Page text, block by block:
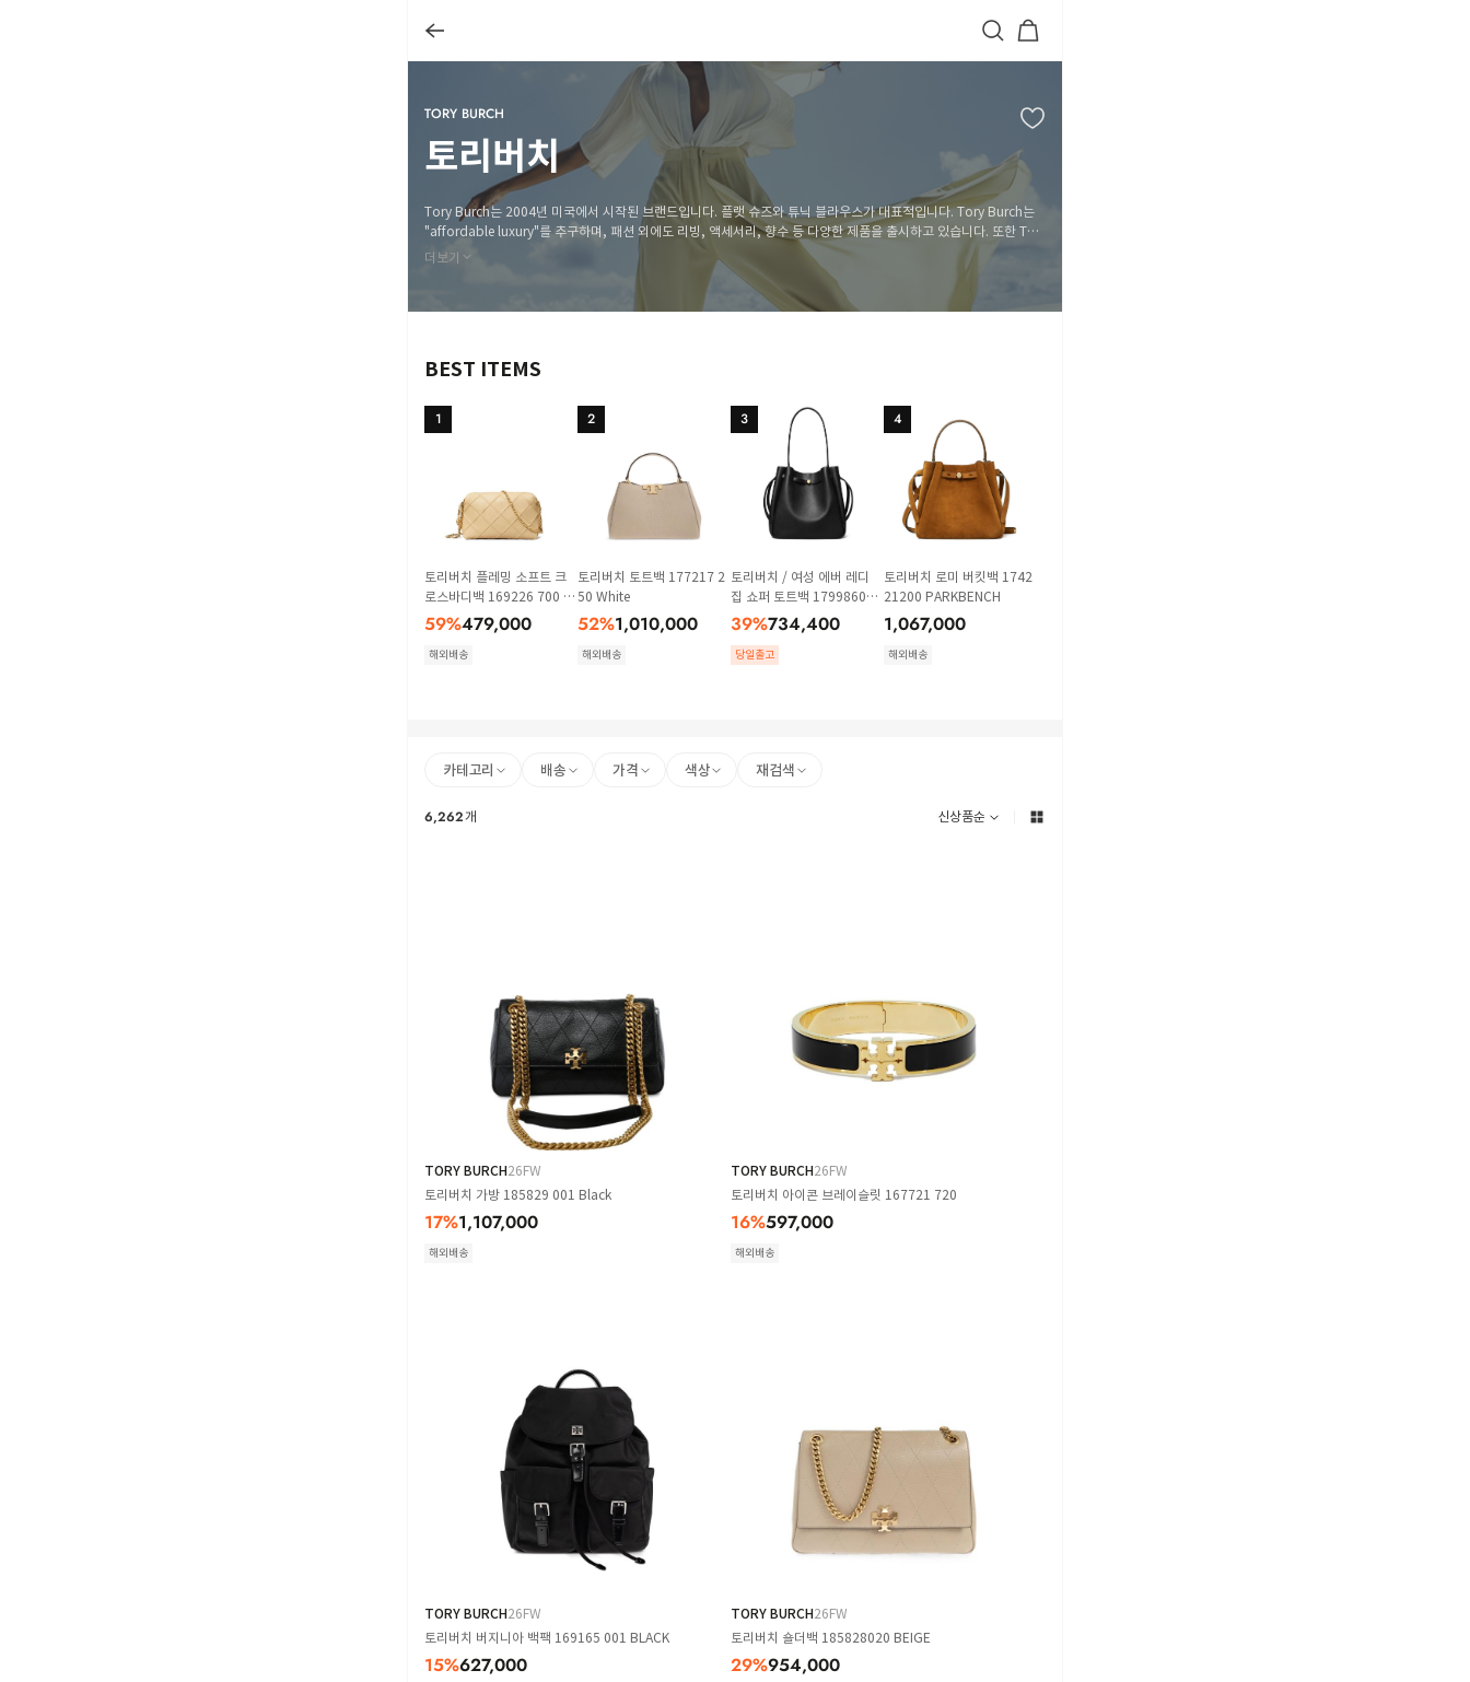
TORY BURCH
토리버치
Tory Burch는 2004년 미국에서 시작된 브랜드입니다. 플랫 슈즈와 튜닉 블라우스가 대표적입니다. Tory Burch는
"affordable luxury"를 추구하며, 패션 외에도 리빙, 액세서리, 향수 등 다양한 제품을 출시하고 있습니다. 또한 Tor
y Burch 재단은 여성 사업가들을 지원하고 있습니다.
더보기
BEST ITEMS
1
토리버치 플레밍 소프트 크
로스바디백 169226 700 B
eige
59%479,000
해외배송
2
토리버치 토트백 177217 2
50 White
52%1,010,000
해외배송
3
토리버치 / 여성 에버 레디
집 쇼퍼 토트백 179986001
Black BPG
39%734,400
당일출고
4
토리버치 로미 버킷백 1742
21200 PARKBENCH
1,067,000
해외배송
카테고리 배송 가격 색상 재검색
6,262개 신상품순
TORY BURCH26FW
토리버치 가방 185829 001 Black
17%1,107,000
해외배송
TORY BURCH26FW
토리버치 아이콘 브레이슬릿 167721 720
16%597,000
해외배송
TORY BURCH26FW
토리버치 버지니아 백팩 169165 001 BLACK
15%627,000
TORY BURCH26FW
토리버치 숄더백 185828020 BEIGE
29%954,000